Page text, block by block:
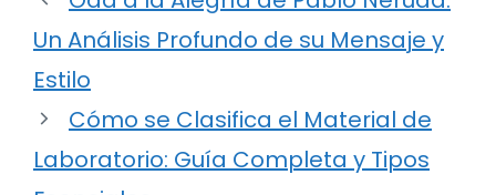
Un Análisis Profundo de su Mensaje y
Estilo
Cómo se Clasifica el Material de
Laboratorio: Guía Completa y Tipos